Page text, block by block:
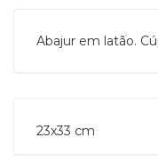
Abajur em latão.
23x33 cm